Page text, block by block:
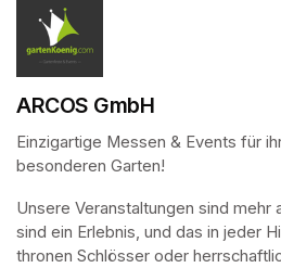
ARCOS GmbH
Einzigartige Messen & Events für
besonderen Garten!
Unsere Veranstaltungen sind mehr
sind ein Erlebnis, und das in jeder
thronen Schlösser oder